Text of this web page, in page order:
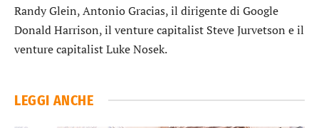
Randy Glein, Antonio Gracias, il dirigente di Google
Donald Harrison, il venture capitalist Steve Jurvetson e il
venture capitalist Luke Nosek.
LEGGI ANCHE